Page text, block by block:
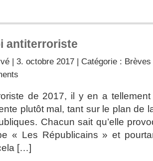
antiterroriste
| 3. octobre 2017 | Catégorie :
de 2017, il y en a tellement
plutôt mal, tant sur le plan de
Chacun sait qu’elle
« Les Républicains » et
[…]